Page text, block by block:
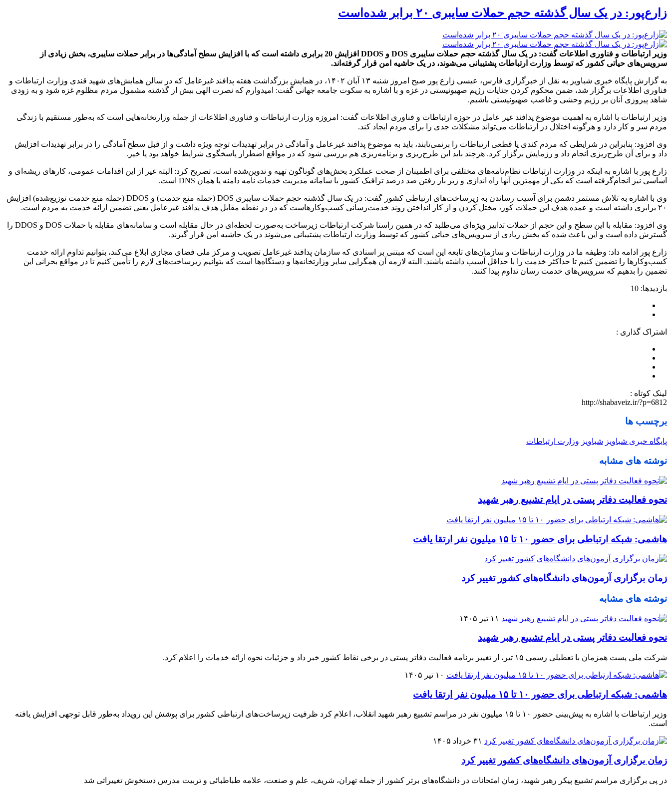
زارع‌پور: در یک سال گذشته حجم حملات سایبری ۲۰ برابر شده‌است
وزیر ارتباطات و فناوری اطلاعات گفت: در یک سال گذشته حجم حملات سایبری DOS و DDOS افزایش 20 برابری داشته است که با افزایش سطح آمادگی‌ها در برابر حملات سایبری، بخش زیادی از
سرویس‌های حیاتی کشور که توسط وزارت ارتباطات پشتیبانی می‌شوند، در یک حاشیه امن قرار گرفته‌اند.
به گزارش پایگاه خبری شباویز به نقل از خبرگزاری فارس، عیسی زارع پور صبح امروز شنبه ۱۳ آبان ۱۴۰۲، در همایش بزرگداشت هفته پدافند غیرعامل که در سالن همایش‌های شهید قندی وزارت ارتباطات و
فناوری اطلاعات برگزار شد، ضمن محکوم کردن جنایات رژیم صهیونیستی در غزه و با اشاره به سکوت جامعه جهانی گفت: امیدوارم که نصرت الهی بیش از گذشته مشمول مردم مظلوم غزه شود و به زودی
شاهد پیروزی آنان بر رژیم وحشی و غاصب صهیونیستی باشیم.
وزیر ارتباطات با اشاره به اهمیت موضوع پدافند غیر عامل در حوزه ارتباطات و فناوری اطلاعات گفت: امروزه وزارت ارتباطات و فناوری اطلاعات از جمله وزارتخانه‌هایی است که به‌طور مستقیم با زندگی
مردم سر و کار دارد و هرگونه اختلال در ارتباطات می‌تواند مشکلات جدی را برای مردم ایجاد کند.
وی افزود: بنابراین در شرایطی که مردم کندی یا قطعی ارتباطات را برنمی‌تابند، باید به موضوع پدافند غیرعامل و آمادگی در برابر تهدیدات توجه ویژه داشت و از قبل سطح آمادگی را در برابر تهدیدات افزایش
داد و برای آن طرح‌ریزی انجام داد و رزمایش برگزار کرد. هرچند باید این طرح‌ریزی و برنامه‌ریزی هم بررسی شود که در مواقع اضطرار پاسخگوی شرایط خواهد بود یا خیر.
زارع پور با اشاره به اینکه در وزارت ارتباطات نظام‌نامه‌های مختلفی برای اطمینان از صحت عملکرد بخش‌های گوناگون تهیه و تدوین‌شده است، تصریح کرد: البته غیر از این اقدامات عمومی، کارهای ریشه‌ای و
اساسی نیز انجام‌گرفته است که یکی از مهمترین آنها راه اندازی و زیر بار رفتن صد درصد ترافیک کشور با سامانه مدیریت خدمات نامه دامنه یا همان DNS است.
وی با اشاره به تلاش مستمر دشمن برای آسیب رساندن به زیرساخت‌های ارتباطی کشور گفت: در یک سال گذشته حجم حملات سایبری DOS (حمله‌ منع خدمت) و DDOS (حمله‌‌ منع خدمت توزیع‌شده) افزایش
۲۰ برابری داشته است و عمده هدف این حملات کور، مختل کردن و از کار انداختن روند خدمت‌رسانی کسب‌وکارهاست که در در نقطه مقابل هدف پدافند غیرعامل یعنی تضمین ارائه خدمت به مردم است.
وی افزود: مقابله با این سطح و این حجم از حملات تدابیر ویژه‌ای می‌طلبد که در همین راستا شرکت ارتباطات زیرساخت به‌صورت لحظه‌ای در حال مقابله است و سامانه‌های مقابله با حملات DOS و DDOS را
گسترش داده است و این باعث شده که بخش زیادی از سرویس‌های حیاتی کشور که توسط وزارت ارتباطات پشتیبانی می‌شوند در یک حاشیه امن قرار گیرند.
زارع پور ادامه داد: وظیفه ما در وزارت ارتباطات و سازمان‌های تابعه این است که مبتنی بر اسنادی که سازمان پدافند غیرعامل تصویب و مرکز ملی فضای مجازی ابلاغ می‌کند، بتوانیم تداوم ارائه خدمت
کسب‌وکارها را تضمین کنیم تا حداکثر خدمت را با حداقل آسیب داشته باشند. البته لازمه آن همگرایی سایر وزارتخانه‌ها و دستگاه‌ها است که بتوانیم زیرساخت‌های لازم را تأمین کنیم تا در مواقع بحرانی این
تضمین را بدهیم که سرویس‌های خدمت رسان تداوم پیدا کنند.
بازدیدها: 10
اشتراک گذاری :
لینک کوتاه :
http://shabaveiz.ir/?p=6812
برچسب ها
پایگاه خبری شباویز شباویز وزارت ارتباطات
نوشته های مشابه
نحوه فعالیت دفاتر پستی در ایام تشییع رهبر شهید
هاشمی: شبکه ارتباطی برای حضور ۱۰ تا ۱۵ میلیون نفر ارتقا یافت
زمان برگزاری آزمون‌های دانشگاه‌های کشور تغییر کرد
نوشته های مشابه
۱۱ تیر ۱۴۰۵
نحوه فعالیت دفاتر پستی در ایام تشییع رهبر شهید
شرکت ملی پست همزمان با تعطیلی رسمی ۱۵ تیر، از تغییر برنامه فعالیت دفاتر پستی در برخی نقاط کشور خبر داد و جزئیات نحوه ارائه خدمات را اعلام کرد.
۱۰ تیر ۱۴۰۵
هاشمی: شبکه ارتباطی برای حضور ۱۰ تا ۱۵ میلیون نفر ارتقا یافت
وزیر ارتباطات با اشاره به پیش‌بینی حضور ۱۰ تا ۱۵ میلیون نفر در مراسم تشییع رهبر شهید انقلاب، اعلام کرد ظرفیت زیرساخت‌های ارتباطی کشور برای پوشش این رویداد به‌طور قابل توجهی افزایش یافته
است.
۳۱ خرداد ۱۴۰۵
زمان برگزاری آزمون‌های دانشگاه‌های کشور تغییر کرد
در پی برگزاری مراسم تشییع پیکر رهبر شهید، زمان امتحانات در دانشگاه‌های برتر کشور از جمله تهران، شریف، علم و صنعت، علامه طباطبائی و تربیت مدرس دستخوش تغییراتی شد